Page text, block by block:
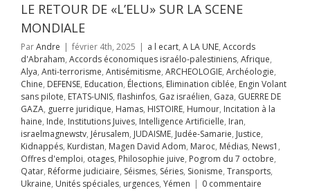
JUDAISME
Justice
Kurdistan
Adom Maroc
News1 Offres
otages
juive Pogrom
Qatar
judiciaire
Séries Sionisme
Ukraine Unités
urgences Yémen
LE RETOUR DE «L’ELU» SUR LA SCENE
MONDIALE
ParAndre février 4th, 2025 a l ecart, A LA UNE, Accords
d'Abraham, Accords économiques israélo-palestiniens, Afrique,
Alya, Anti-terrorisme, Antisémitisme, ARCHEOLOGIE, Archéologie,
Chine, DEFENSE, Education, Élections, Elimination ciblée, Engin Volant
sans pilote, ETATS-UNIS, flashinfos, Gaz israélien, Gaza, GUERRE DE
GAZA, guerre juridique, Hamas, HISTOIRE, Humour, Incitation à la
haine, Inde, Institutions Juives, Intelligence Artificielle, Iran,
israelmagnewstv, Jérusalem, JUDAISME, Judée-Samarie, Justice,
Kidnappés, Kurdistan, Magen David Adom, Maroc, Médias, News1,
Offres d'emploi, otages, Philosophie juive, Pogrom du 7 octobre,
Qatar, Réforme judiciaire, Séismes, Séries, Sionisme, Transports,
Ukraine, Unités spéciales, urgences, Yémen 0 commentaire
la majorité
Israéliens
de la Judée,
Samarie
LA UNE
Accords